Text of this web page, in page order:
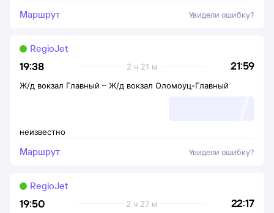
Маршрут Увидели ошибку?
19:38 21:59
2 ч 21 м
RegioJet
неизвестно
Ж/д вокзал Главный – Ж/д вокзал Оломоуц-Главный
Маршрут Увидели ошибку?
19:50 22:17
2 ч 27 м
RegioJet